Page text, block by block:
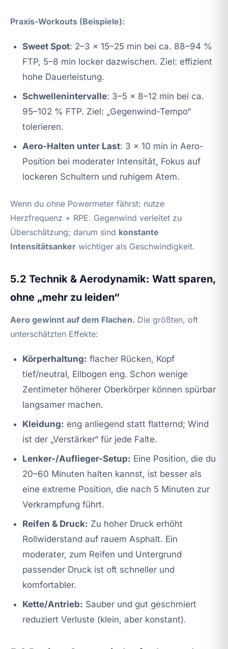
Praxis-Workouts (Beispiele):
Sweet Spot: 2–3 × 15–25 min bei ca. 88–94 %
FTP, 5–8 min locker dazwischen. Ziel: effizient
hohe Dauerleistung.
Schwellenintervalle: 3–5 × 8–12 min bei ca.
95–102 % FTP. Ziel: „Gegenwind-Tempo“
tolerieren.
Aero-Halten unter Last: 3 × 10 min in Aero-
Position bei moderater Intensität, Fokus auf
lockeren Schultern und ruhigem Atem.
Wenn du ohne Powermeter fährst: nutze
Herzfrequenz + RPE. Gegenwind verleitet zu
Überschätzung; darum sind konstante
Intensitätsanker wichtiger als Geschwindigkeit.
5.2 Technik & Aerodynamik: Watt sparen,
ohne „mehr zu leiden“
Aero gewinnt auf dem Flachen. Die größten, oft
unterschätzten Effekte:
Körperhaltung: flacher Rücken, Kopf
tief/neutral, Ellbogen eng. Schon wenige
Zentimeter höherer Oberkörper können spürbar
langsamer machen.
Kleidung: eng anliegend statt flatternd; Wind
ist der „Verstärker“ für jede Falte.
Lenker-/Auflieger-Setup: Eine Position, die du
20–60 Minuten halten kannst, ist besser als
eine extreme Position, die nach 5 Minuten zur
Verkrampfung führt.
Reifen & Druck: Zu hoher Druck erhöht
Rollwiderstand auf rauem Asphalt. Ein
moderater, zum Reifen und Untergrund
passender Druck ist oft schneller und
komfortabler.
Kette/Antrieb: Sauber und gut geschmiert
reduziert Verluste (klein, aber konstant).